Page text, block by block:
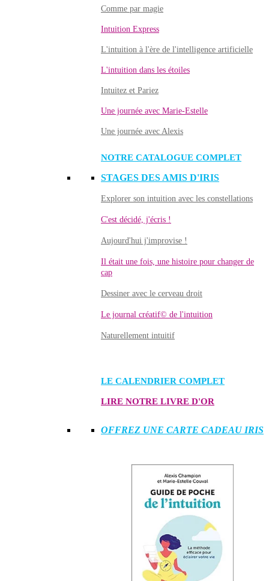
Comme par magie
Intuition Express
L'intuition à l'ère de l'intelligence artificielle
L'intuition dans les étoiles
Intuitez et Pariez
Une journée avec Marie-Estelle
Une journée avec Alexis
NOTRE CATALOGUE COMPLET
STAGES DES AMIS D'IRIS
Explorer son intuition avec les constellations
C'est décidé, j'écris !
Aujourd'hui j'improvise !
Il était une fois, une histoire pour changer de
cap
Dessiner avec le cerveau droit
Le journal créatif© de l'intuition
Naturellement intuitif
LE CALENDRIER COMPLET
LIRE NOTRE LIVRE D'OR
OFFREZ UNE CARTE CADEAU IRIS